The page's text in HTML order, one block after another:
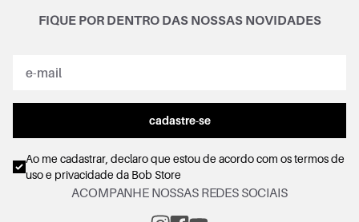
FIQUE POR DENTRO DAS NOSSAS NOVIDADES
cadastre-se
Ao me cadastrar, declaro que estou de acordo com ostermos de
uso e privacidadeda Bob Store
ACOMPANHE NOSSAS REDES SOCIAIS